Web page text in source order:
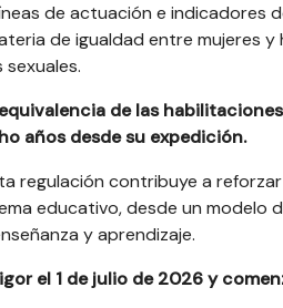
de actuación e indicadores
de igualdad entre mujeres
de las
años desde su expedición.
regulación contribuye a
educativo, desde un
y aprendizaje.
el 1 de julio de 2026 y